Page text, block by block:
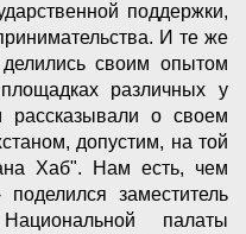
поддержки,
И те же
делились своим опытом
различных у
о своем
допустим, на той
Хаб". Нам есть, чем
заместитель
палаты